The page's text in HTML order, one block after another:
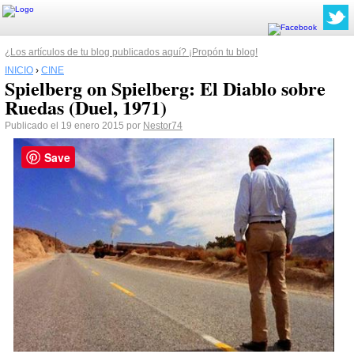
¿Los artículos de tu blog publicados aquí? ¡Propón tu blog!
INICIO › CINE
Spielberg on Spielberg: El Diablo sobre
Ruedas (Duel, 1971)
Publicado el 19 enero 2015 por Nestor74
Save